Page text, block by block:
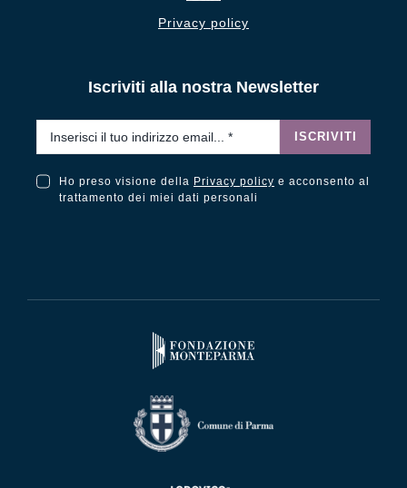
Privacy policy
Iscriviti alla nostra Newsletter
ISCRIVITI
Ho preso visione della Privacy policy e acconsento al
trattamento dei miei dati personali